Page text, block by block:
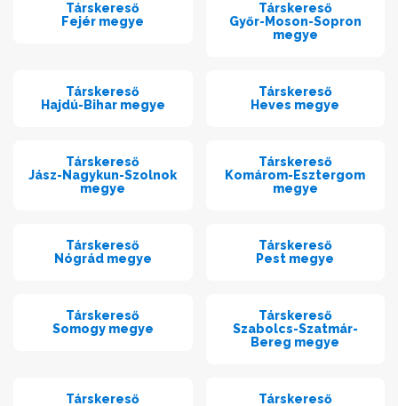
Társkereső
Fejér megye
Társkereső
Győr-Moson-Sopron
megye
Társkereső
Hajdú-Bihar megye
Társkereső
Heves megye
Társkereső
Jász-Nagykun-Szolnok
megye
Társkereső
Komárom-Esztergom
megye
Társkereső
Nógrád megye
Társkereső
Pest megye
Társkereső
Somogy megye
Társkereső
Szabolcs-Szatmár-
Bereg megye
Társkereső
Társkereső